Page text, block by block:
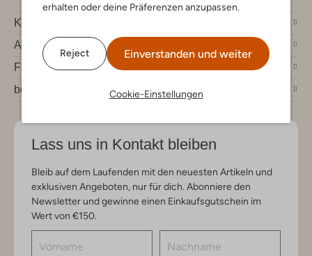
erhalten oder deine Präferenzen anzupassen.
Reject Einverstanden und weiter
Cookie-Einstellungen
Kundenservice
Account
Fashion News
bei Omoda
Lass uns in Kontakt bleiben
Bleib auf dem Laufenden mit den neuesten Artikeln und
exklusiven Angeboten, nur für dich. Abonniere den
Newsletter und gewinne einen Einkaufsgutschein im
Wert von €150.